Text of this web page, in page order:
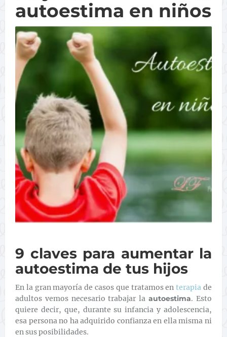
autoestima en niños
9 claves para aumentar la
autoestima de tus hijos
En la gran mayoría de casos que tratamos enterapia de
adultos vemos necesario trabajar laautoestima. Esto
quiere decir, que, durante su infancia y adolescencia,
esa persona no ha adquirido confianza en ella misma ni
en sus posibilidades.